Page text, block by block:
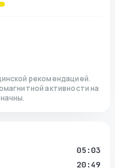
рекомендацией.
активности на
05:03
20:49